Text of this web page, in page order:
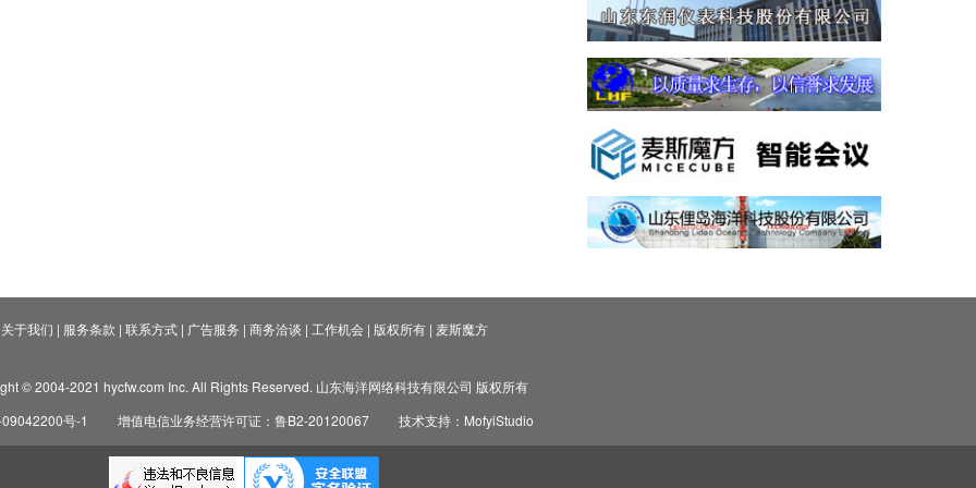
关于我们 | 服务条款 | 联系方式| 广告服务 | 商务洽谈 | 工作机会| 版权所有| 麦斯魔方
© 2004-2021 hycfw.com Inc. All Rights Reserved. 山东海洋网络科技有限公司 版权所有
号-1
增值电信业务经营许可证：鲁B2-20120067 技术支持：MofyiStudio